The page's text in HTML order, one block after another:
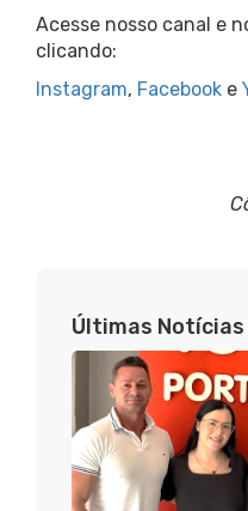
Acesse nosso canal e
clicando:
Instagram, Facebook e
Últimas Notícias